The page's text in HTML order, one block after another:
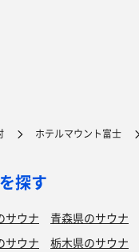
ホテルマウント富士
探す
サウナ 青森県のサウナ
サウナ 栃木県のサウナ